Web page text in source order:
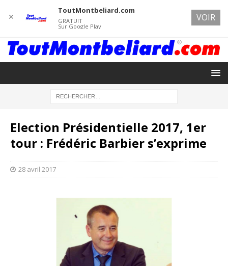
Election Présidentielle 2017, 1er
tour : Frédéric Barbier s’exprime
28 avril 2017
✕
ToutMontbeliard.com
GRATUIT
Sur Google Play
VOIR